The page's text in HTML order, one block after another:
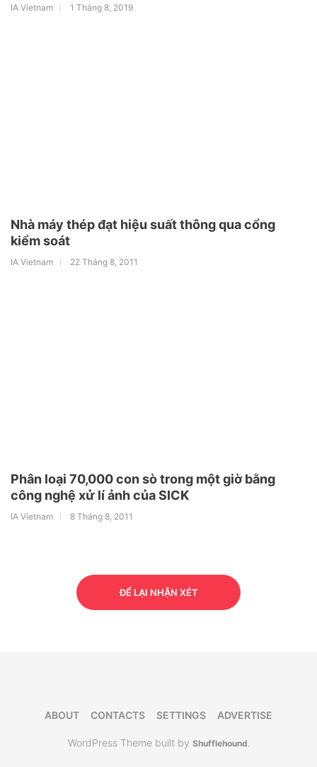
IA Vietnam 1 Tháng 8, 2019
Nhà máy thép đạt hiệu suất thông qua cổng
kiểm soát
IA Vietnam 22 Tháng 8, 2011
Phân loại 70,000 con sò trong một giờ bằng
công nghệ xử lí ảnh của SICK
IA Vietnam 8 Tháng 8, 2011
ĐỂ LẠI NHẬN XÉT
ABOUT CONTACTS SETTINGS ADVERTISE
WordPress Theme built by Shufflehound